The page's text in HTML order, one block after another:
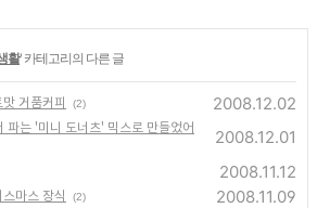
활' 카테고리의 다른 글
거품커피 (2) 2008.12.02
파는 '미니 도너츠' 믹스로 만들었어
2008.12.01
2008.11.12
마스 장식 (2) 2008.11.09